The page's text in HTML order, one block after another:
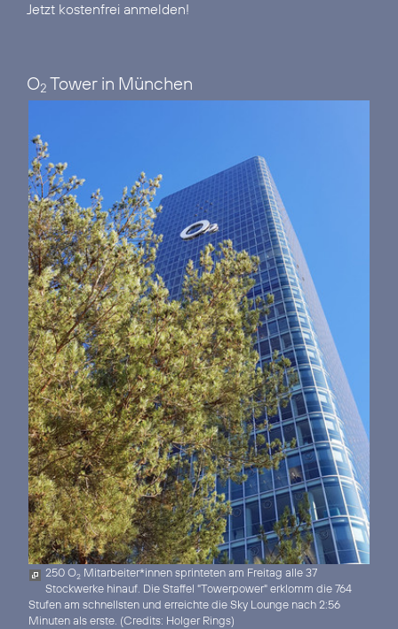
Jetzt kostenfrei anmelden!
O2 Tower in München
250 O2 Mitarbeiter*innen sprinteten am Freitag alle 37
Stockwerke hinauf. Die Staffel "Towerpower" erklomm die 764
Stufen am schnellsten und erreichte die Sky Lounge nach 2:56
Minuten als erste. (Credits: Holger Rings)